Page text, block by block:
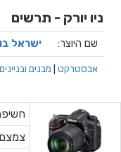
ניו יורק - תרשים
שם היוצר: ישראל
אבסטרקט מבנים ובניינים
צמצם